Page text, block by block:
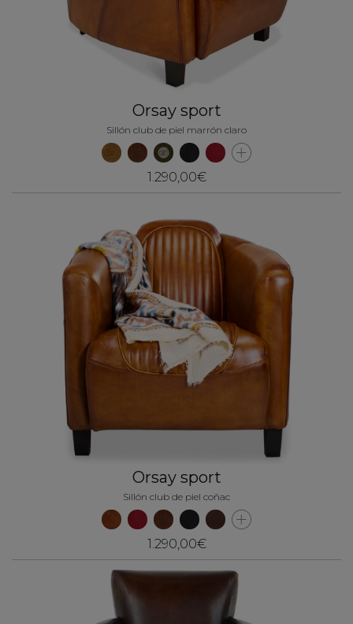
Orsay sport
Sillón club de piel marrón claro
1.290,00€
Orsay sport
Sillón club de piel coñac
1.290,00€